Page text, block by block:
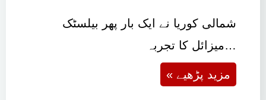
شمالی کوریا نے ایک بار پھر بیلسٹک
میزائل کا تجربہ…
« مزید پڑھیے